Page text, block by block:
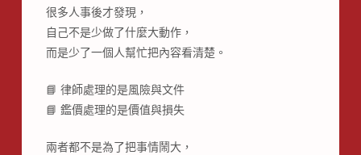
很多人事後才發現，
自己不是少做了什麼大動作，
而是少了一個人幫忙把內容看清楚。
📘 律師處理的是風險與文件
📘 鑑價處理的是價值與損失
兩者都不是為了把事情鬧大，